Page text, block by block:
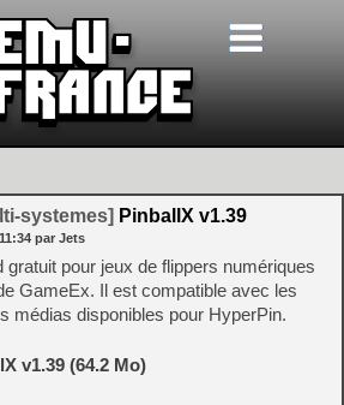
systemes] PinballX v1.39
11:34 par Jets
gratuit pour jeux de flippers numériques
GameEx. Il est compatible avec les
médias disponibles pour HyperPin.
v1.39 (64.2 Mo)